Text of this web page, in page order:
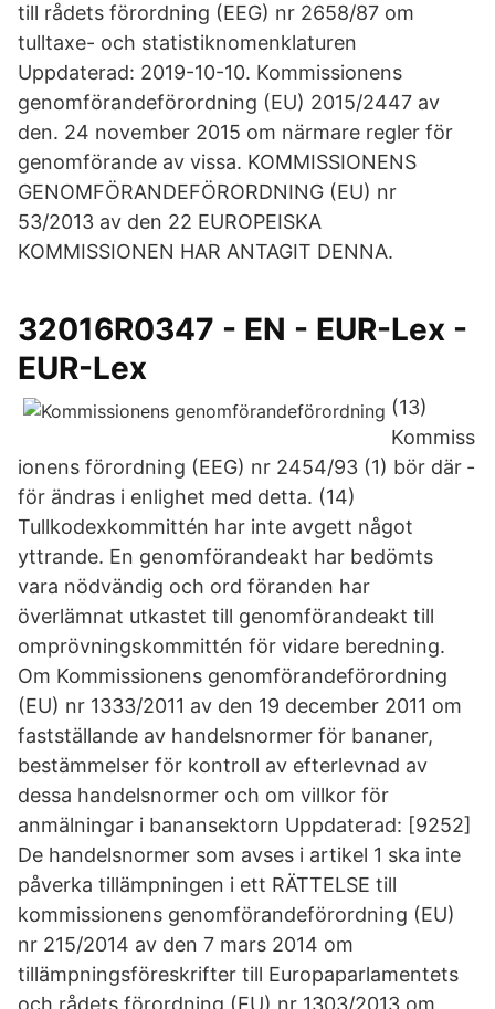
till rådets förordning (EEG) nr 2658/87 om
tulltaxe- och statistiknomenklaturen
Uppdaterad: 2019-10-10. Kommissionens
genomförandeförordning (EU) 2015/2447 av
den. 24 november 2015 om närmare regler för
genomförande av vissa. KOMMISSIONENS
GENOMFÖRANDEFÖRORDNING (EU) nr
53/2013 av den 22 EUROPEISKA
KOMMISSIONEN HAR ANTAGIT DENNA.
32016R0347 - EN - EUR-Lex -
EUR-Lex
(13)
Kommiss
ionens förordning (EEG) nr 2454/93 (1) bör där ­
för ändras i enlighet med detta. (14)
Tullkodexkommittén har inte avgett något
yttrande. En genomförandeakt har bedömts
vara nödvändig och ord­ föranden har
överlämnat utkastet till genomförandeakt till
omprövningskommittén för vidare beredning.
Om­ Kommissionens genomförandeförordning
(EU) nr 1333/2011 av den 19 december 2011 om
fastställande av handelsnormer för bananer,
bestämmelser för kontroll av efterlevnad av
dessa handelsnormer och om villkor för
anmälningar i banansektorn Uppdaterad: [9252]
De handelsnormer som avses i artikel 1 ska inte
påverka tillämpningen i ett RÄTTELSE till
kommissionens genomförandeförordning (EU)
nr 215/2014 av den 7 mars 2014 om
tillämpningsföreskrifter till Europaparlamentets
och rådets förordning (EU) nr 1303/2013 om